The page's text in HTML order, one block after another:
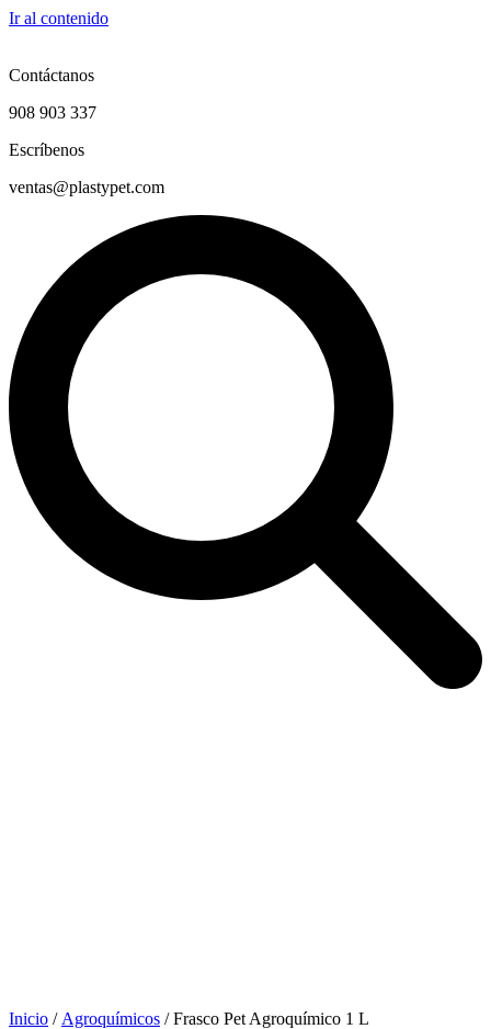
Ir al contenido
Contáctanos
908 903 337
Escríbenos
ventas@plastypet.com
Inicio / Agroquímicos / Frasco Pet Agroquímico 1 L